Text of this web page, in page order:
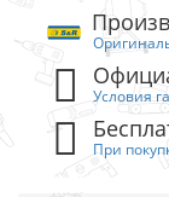
Условия
При